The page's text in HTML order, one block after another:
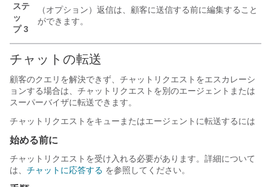
ステ
ッ
プ 3
（オプション）返信は、顧客に送信する前に編集すること
ができます。
チャットの転送
顧客のクエリを解決できず、チャットリクエストをエスカレーシ
ョンする場合は、チャットリクエストを別のエージェントまたは
スーパーバイザに転送できます。
チャットリクエストをキューまたはエージェントに転送するには
始める前に
チャットリクエストを受け入れる必要があります。詳細について
は、 チャットに応答する を参照してください。